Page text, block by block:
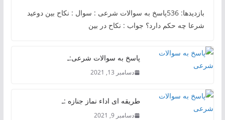
بازدیدها: 536پاسخ به سوالات شرعی : سوال : نکاح بین دوعید
شرعا چه حکم دارد؟ جواب : نکاح در بین
پاسخ به سوالات شرعی:ـ
دسامبر 13, 2021
طریقه ای اداء نماز جنازه :ـ
دسامبر 9, 2021